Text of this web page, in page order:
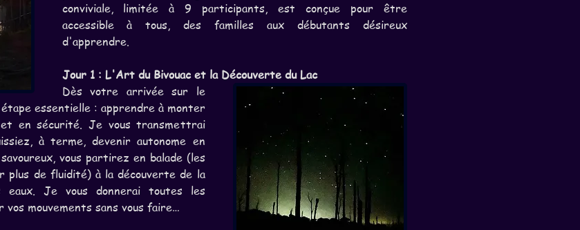
conviviale, limitée à 9 participants, est conçue pour être
accessible à tous, des familles aux débutants désireux
d'apprendre.
Jour 1 : L'Art du Bivouac et la Découverte du Lac
Dès votre arrivée sur le
essentielle : apprendre à monter
en sécurité. Je vous transmettrai
à terme, devenir autonome en
vous partirez en balade (les
plus de fluidité) à la découverte de la
Je vous donnerai toutes les
mouvements sans vous faire…